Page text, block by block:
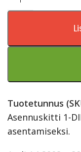
Tuotetunnus
Asennuskitti 1-
asentamiseksi.